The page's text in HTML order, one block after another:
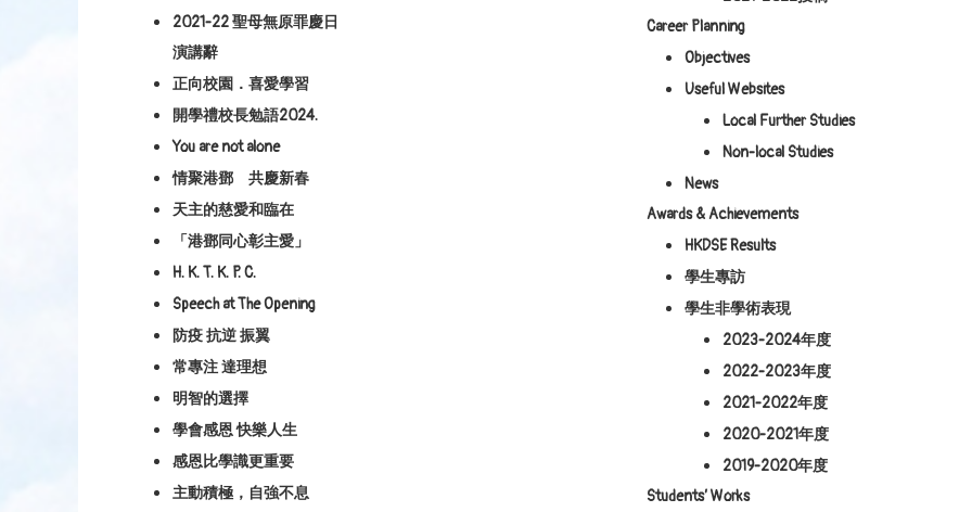
2021-22 聖母無原罪慶日
演講辭
正向校園．喜愛學習
開學禮校長勉語2024.
You are not alone
情聚港鄧 共慶新春
天主的慈愛和臨在
「港鄧同心彰主愛」
H. K. T. K. P. C.
Speech at The Opening
防疫 抗逆 振翼
常專注 達理想
明智的選擇
學會感恩 快樂人生
感恩比學識更重要
主動積極，自強不息
Career Planning
Objectives
Useful Websites
Local Further Studies
Non-local Studies
News
Awards & Achievements
HKDSE Results
學生專訪
學生非學術表現
2023-2024年度
2022-2023年度
2021-2022年度
2020-2021年度
2019-2020年度
Students’ Works